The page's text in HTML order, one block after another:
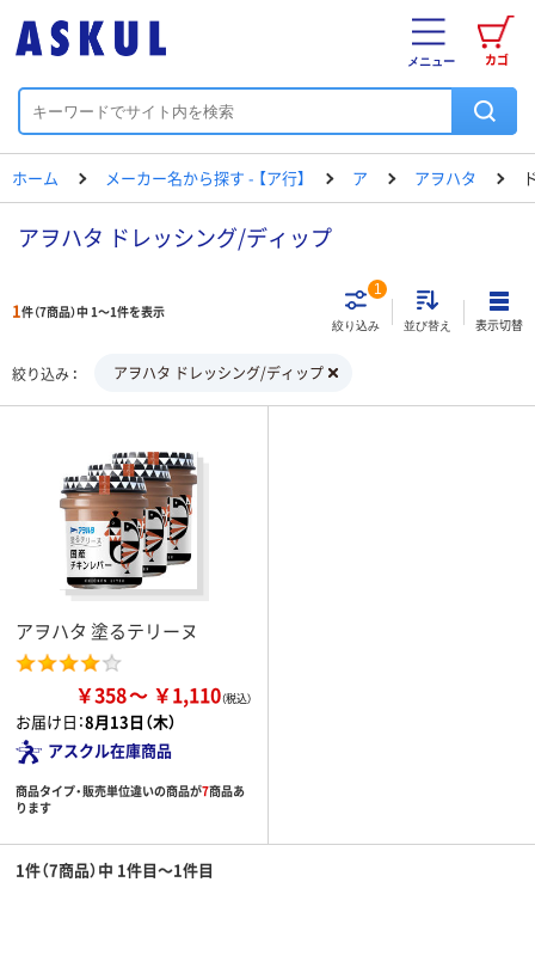
カゴ
メニュー
ホーム メーカー名から探す - 【ア行】 ア アヲハタ
アヲハタ ドレッシング/ディップ
1件（7商品）中 1～1件を表示
絞り込み
1
並び替え 表示切替
絞り込み アヲハタ ドレッシング/ディップ
アヲハタ 塗るテリーヌ
￥358 ￥1,110
お届け日：8月13日（木）
アスクル在庫商品
商品タイプ・販売単位違いの商品が7商品あ
ります
1件（7商品）中 1件目～1件目